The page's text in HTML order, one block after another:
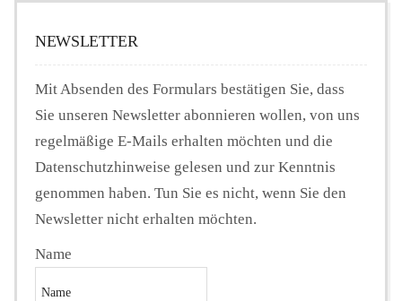
NEWSLETTER
Mit Absenden des Formulars bestätigen Sie, dass
Sie unseren Newsletter abonnieren wollen, von uns
regelmäßige E-Mails erhalten möchten und die
Datenschutzhinweise gelesen und zur Kenntnis
genommen haben. Tun Sie es nicht, wenn Sie den
Newsletter nicht erhalten möchten.
Name